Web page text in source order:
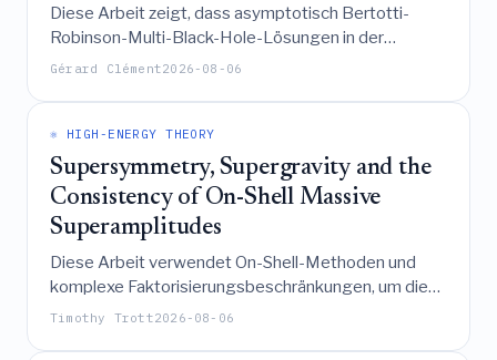
geometrische Beitrag den Gesamtwert übersteigt.
Diese Arbeit zeigt, dass asymptotisch Bertotti-
Robinson-Multi-Black-Hole-Lösungen in der
Einstein-Maxwell-Theorie unter Verwendung von
Notwendigkeit des Monodromie-Matrix-Ansatzes
vermieden wird.
Gérard Clément2026-08-06
⚛️ HIGH-ENERGY THEORY
Supersymmetry, Supergravity and the
Consistency of On-Shell Massive
Superamplitudes
Diese Arbeit verwendet On-Shell-Methoden und
komplexe Faktorisierungsbeschränkungen, um die
Struktur und Kopplungen massiver Supermultipletts
Timothy Trott2026-08-06